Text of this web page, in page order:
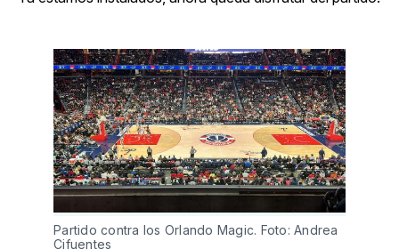
Partido contra los Orlando Magic. Foto: Andrea
Cifuentes